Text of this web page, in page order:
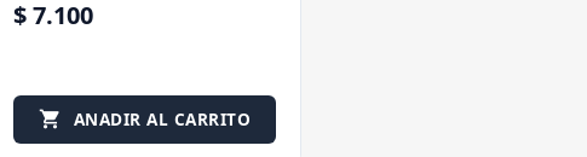
$ 7.100
 ANADIR AL CARRITO